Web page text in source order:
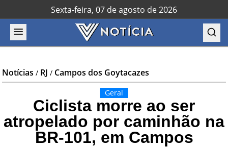
Sexta-feira, 07 de agosto de 2026
Notícias / RJ / Campos dos Goytacazes
Geral
Ciclista morre ao ser
atropelado por caminhão na
BR-101, em Campos